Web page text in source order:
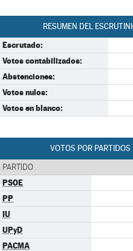
RESUMEN DEL
Escrutado:
Votos contabilizados:
Abstenciones:
Votos nulos:
Votos en blanco:
VOTOS POR
PARTIDO
PSOE
PP
IU
UPyD
PACMA